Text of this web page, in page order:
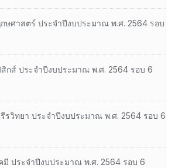
ษศาสตร์ ประจำปีงบประมาณ พ.ศ. 2564 รอบ
กส์ ประจำปีงบประมาณ พ.ศ. 2564 รอบ 6
รวิทยา ประจำปีงบประมาณ พ.ศ. 2564 รอบ 6
มี ประจำปีงบประมาณ พ.ศ. 2564 รอบ 6